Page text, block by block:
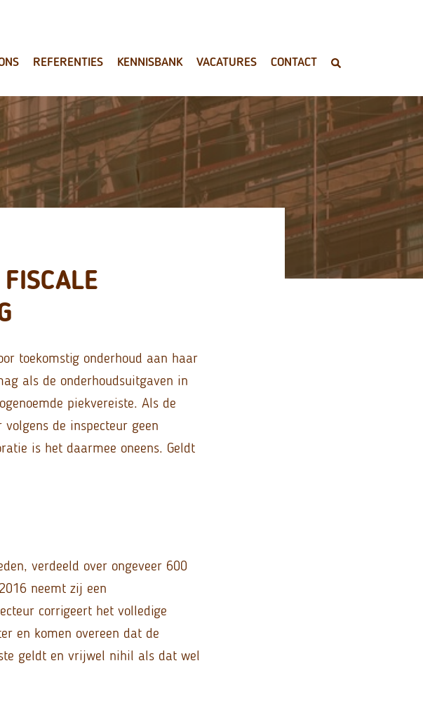
REFERENTIES KENNISBANK VACATURES CONTACT
toekomstig onderhoud aan haar
als de onderhoudsuitgaven in
piekvereiste. Als de
de inspecteur geen
is het daarmee oneens. Geldt
verdeeld over ongeveer 600
neemt zij een
corrigeert het volledige
en komen overeen dat de
geldt en vrijwel nihil als dat wel